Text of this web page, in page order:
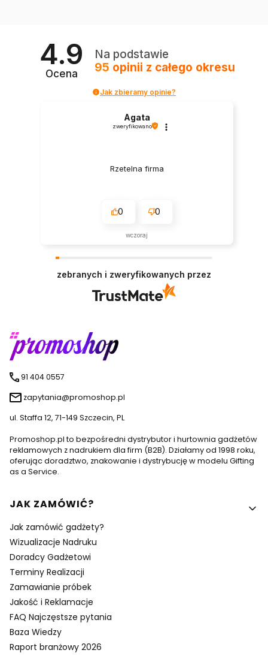
4.9
Ocena
Na podstawie
95 opinii z całego okresu
Jak zbieramy opinie?
Agata
zweryfikowano
Rzetelna firma
0 0
wczoraj
zebranych i zweryfikowanych przez
91 404 0557
zapytania@promoshop.pl
ul. Staffa 12, 71-149 Szczecin, PL
Promoshop.pl to bezpośredni dystrybutor i hurtownia gadżetów
reklamowych z nadrukiem dla firm (B2B). Działamy od 1998 roku,
oferując doradztwo, znakowanie i dystrybucję w modelu Gifting
as a Service.
Linki w stopce
JAK ZAMÓWIĆ?
Jak zamówić gadżety?
Wizualizacje Nadruku
Doradcy Gadżetowi
Terminy Realizacji
Zamawianie próbek
Jakość i Reklamacje
FAQ Najczęstsze pytania
Baza Wiedzy
Raport branżowy 2026